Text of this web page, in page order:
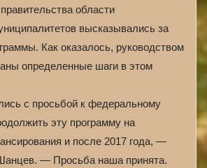
области
высказывались за
Как оказалось, руководством
определенные шаги в этом
с просьбой к федеральному
эту программу на
и после 2017 года, —
— Просьба наша принята.